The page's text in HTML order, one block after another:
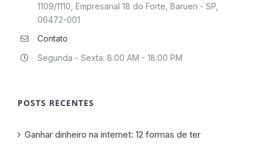
1109/1110, Empresarial 18 do Forte, Barueri - SP,
06472-001
Contato
Segunda - Sexta: 8:00 AM - 18:00 PM
POSTS RECENTES
Ganhar dinheiro na internet: 12 formas de ter